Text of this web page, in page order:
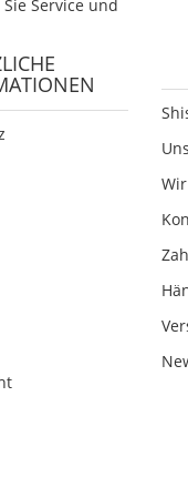
Service und